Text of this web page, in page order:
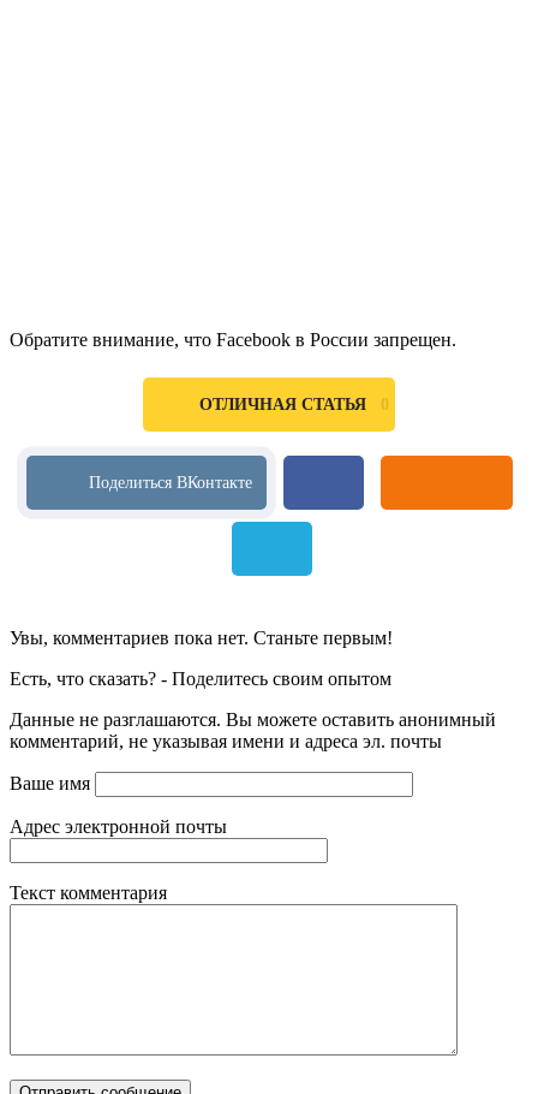
Обратите внимание, что Facebook в России запрещен.
ОТЛИЧНАЯ СТАТЬЯ 0
Увы, комментариев пока нет. Станьте первым!
Есть, что сказать? - Поделитесь своим опытом
Данные не разглашаются. Вы можете оставить анонимный
комментарий, не указывая имени и адреса эл. почты
Ваше имя
Адрес электронной почты
Текст комментария